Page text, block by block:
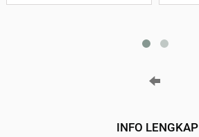
INFO LENGKAP